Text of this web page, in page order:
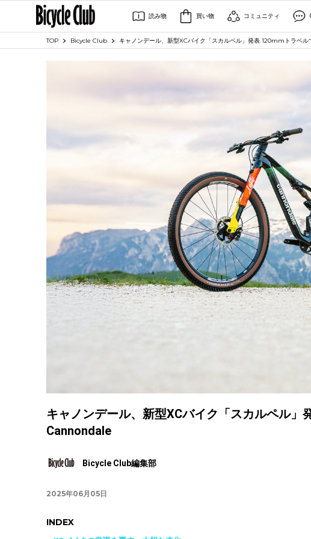
読み物 買い物 コミュニティ
TOP Bicycle Club キャノンデール、新型XCバイク「スカルペル」発表 120mmトラベ
キャノンデール、新型XCバイク「スカルペル」
Cannondale
Bicycle Club編集部
2025年06月05日
INDEX